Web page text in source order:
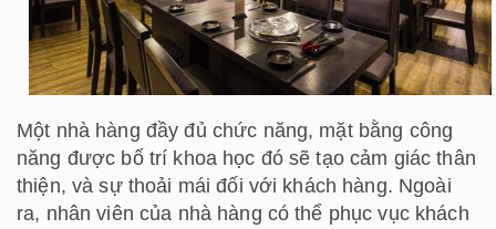
Một nhà hàng đầy đủ chức năng, mặt bằng công
năng được bố trí khoa học đó sẽ tạo cảm giác thân
thiện, và sự thoải mái đối với khách hàng. Ngoài
ra, nhân viên của nhà hàng có thể phục vục khách